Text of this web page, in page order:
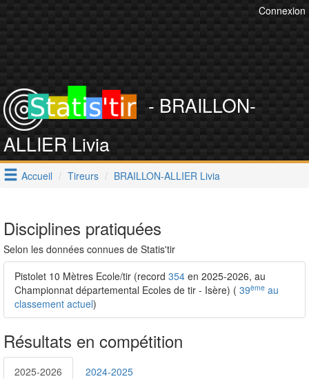
Connexion
- BRAILLON-
ALLIER Livia
Accueil Tireurs BRAILLON-ALLIER Livia
Disciplines pratiquées
Selon les données connues de Statis'tir
Pistolet 10 Mètres Ecole/tir (record 354 en 2025-2026, au
Championnat départemental Ecoles de tir - Isère) ( 39ème au
classement actuel)
Résultats en compétition
2025-2026 2024-2025